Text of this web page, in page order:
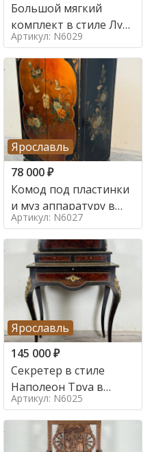
Большой мягкий
комплект в стиле Луи
в стиле
Артикул: N6029
Ярославль
78 000₽
Комод под пластинки
и муз аппаратуру в
стиле шинуазри,
Артикул: N6027
Ярославль
145 000₽
Секретер в стиле
Наполеон Труа в
стиле 19 век
Артикул: N6025